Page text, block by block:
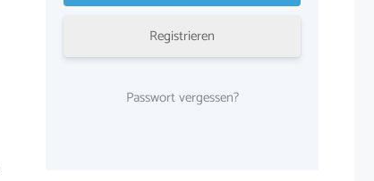
Registrieren
Passwort vergessen?